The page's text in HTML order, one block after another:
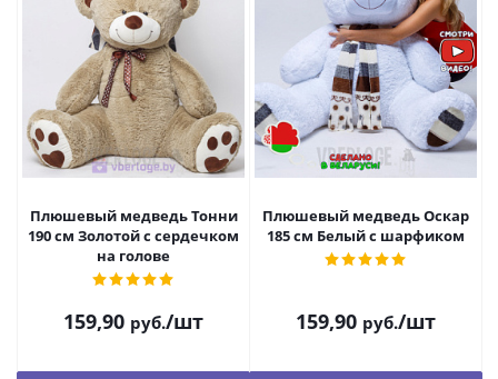
Плюшевый медведь Тонни
190 см Золотой с сердечком
на голове
159,90 руб./шт
Плюшевый медведь Оскар
185 см Белый с шарфиком
159,90 руб./шт